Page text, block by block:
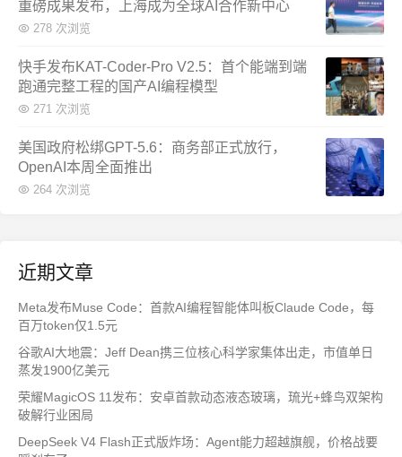
重磅成果发布，上海成为全球AI合作新中心
278 次浏览
快手发布KAT-Coder-Pro V2.5：首个能端到端
跑通完整工程的国产AI编程模型
271 次浏览
美国政府松绑GPT-5.6：商务部正式放行，
OpenAI本周全面推出
264 次浏览
近期文章
Meta发布Muse Code：首款AI编程智能体叫板Claude Code，每
百万token仅1.5元
谷歌AI大地震：Jeff Dean携三位核心科学家集体出走，市值单日
蒸发1900亿美元
荣耀MagicOS 11发布：安卓首款动态液态玻璃，琉光+蜂鸟双架构
破解行业困局
DeepSeek V4 Flash正式版炸场：Agent能力超越旗舰，价格战要